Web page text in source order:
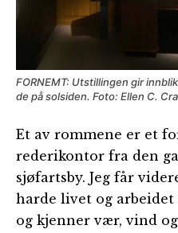
FORNEMT: Utstillingen gir
de på solsiden. Foto: Ellen C.
Et av rommene er et
rederikontor fra den
sjøfartsby. Jeg får
harde livet og arbeidet
og kjenner vær, vind